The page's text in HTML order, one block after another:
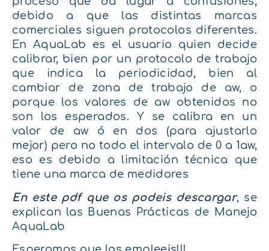
debido a que las distintas marcas
comerciales siguen protocolos diferentes.
En AquaLab es el usuario quien decide
calibrar, bien por un protocolo de trabajo
que indica la periodicidad, bien al
cambiar de zona de trabajo de aw, o
porque los valores de aw obtenidos no
son los esperados. Y se calibra en un
valor de aw ó en dos (para ajustarlo
mejor) pero no todo el intervalo de 0 a 1aw,
eso es debido a limitación técnica que
tiene una marca de medidores
En este pdf que os podeis descargar, se
explican las Buenas Prácticas de Manejo
AquaLab